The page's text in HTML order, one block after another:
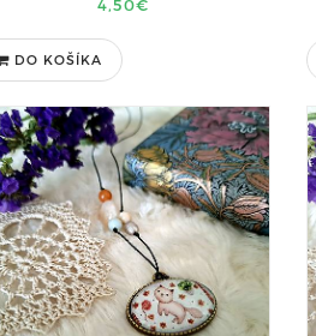
4,50€
DO KOŠÍKA